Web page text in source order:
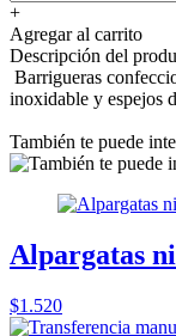
+
Agregar al carrito
Descripción del
Barrigueras
inoxidable y espejos
También te puede
Alpargatas
$1.520